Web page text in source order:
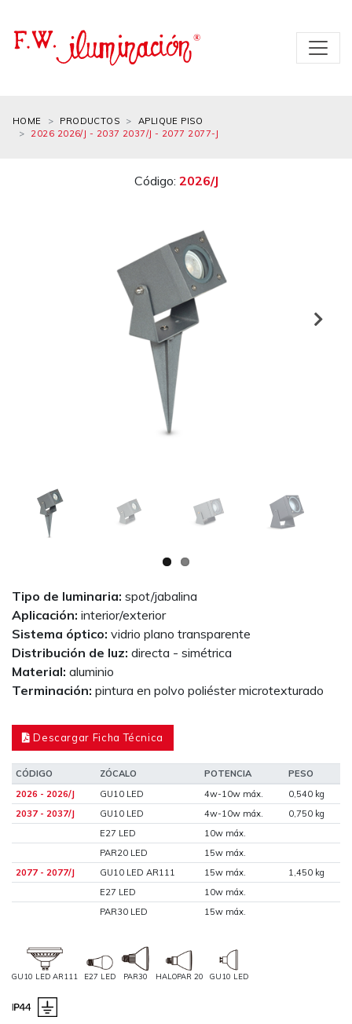
HOME PRODUCTOS
APLIQUE PISO
2026 2026/J - 2037 2037/J - 2077 2077-J
Tipo de luminaria: spot/jabalina
Aplicación: interior/exterior
Sistema óptico: vidrio plano transparente
Distribución de luz: directa - simétrica
Material: aluminio
Terminación: pintura en polvo poliéster microtexturado
Descargar Ficha Técnica
CÓDIGO ZÓCALO POTENCIA
PESO
2026 - 2026/J
GU10 LED 4w-10w máx.
0,540 kg
2037 - 2037/J
GU10 LED 4w-10w máx.
0,750 kg
E27 LED
10w máx.
PAR20 LED
15w máx.
2077 - 2077/J
GU10 LED AR111 15w máx.
1,450 kg
E27 LED
10w máx.
PAR30 LED
15w máx.
GU10 LED AR111 E27 LED PAR30 HALOPAR 20 GU10 LED
Código: 2026/J